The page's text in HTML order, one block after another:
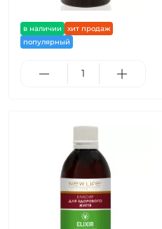
в наличии
хит продаж
популярный